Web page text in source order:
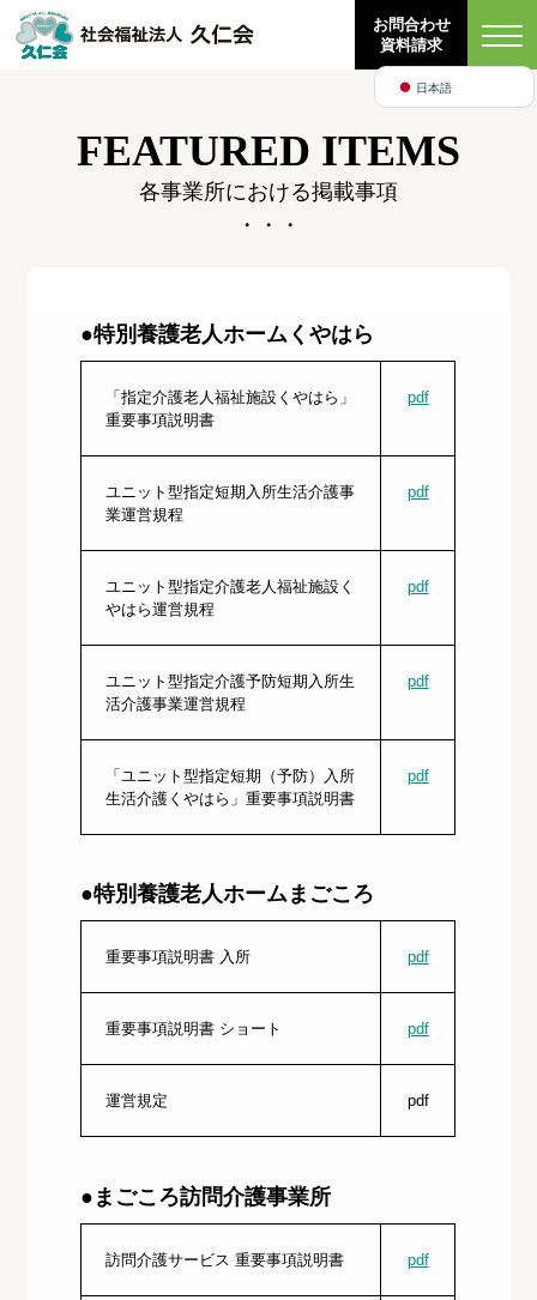
お問合わせ
資料請求
FEATURED ITEMS
各事業所における掲載事項
・・・
●特別養護老人ホームくやはら
「指定介護老人福祉施設くやはら」
重要事項説明書
pdf
ユニット型指定短期入所生活介護事
業運営規程
pdf
ユニット型指定介護老人福祉施設く
やはら運営規程
pdf
ユニット型指定介護予防短期入所生
活介護事業運営規程
pdf
「ユニット型指定短期（予防）入所
生活介護くやはら」重要事項説明書
pdf
●特別養護老人ホームまごころ
重要事項説明書 入所 pdf
重要事項説明書 ショート pdf
運営規定 pdf
●まごころ訪問介護事業所
訪問介護サービス 重要事項説明書 pdf
日本語
English